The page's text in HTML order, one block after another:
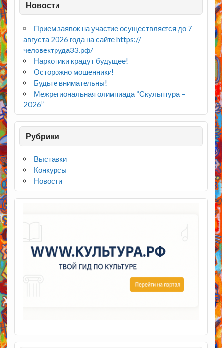
Новости
Прием заявок на участие осуществляется до 7
августа 2026 года на сайте https://
человектруда33.рф/
Наркотики крадут будущее!
Осторожно мошенники!
Будьте внимательны!
Межрегиональная олимпиада “Скульптура –
2026”
Рубрики
Выставки
Конкурсы
Новости